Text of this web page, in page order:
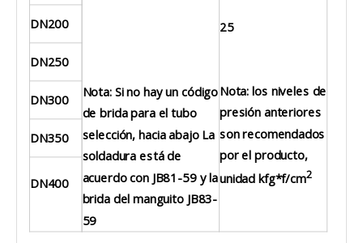
Nota: Si no hay un código
de brida para el tubo
selección, hacia abajo La
soldadura está de
acuerdo con JB81-59 y la
brida del manguito JB83-
59
25
Nota: los niveles de
presión anteriores
son recomendados
por el producto,
unidad kfg*f/cm2
DN200
DN250
DN300
DN350
DN400